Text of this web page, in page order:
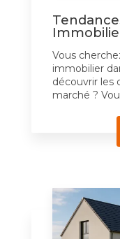
Vous
immobilier
découvrir les
marché ?